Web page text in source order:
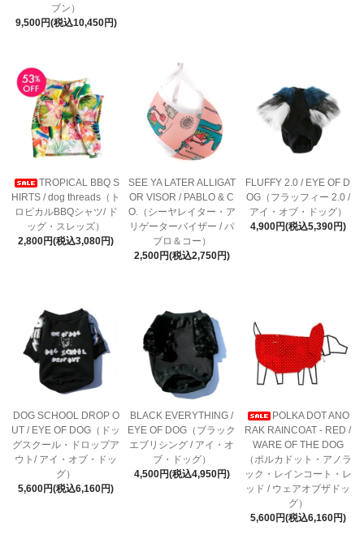
ブン）
9,500円(税込10,450円)
TROPICAL BBQ S
HIRTS / dog threads（ト
ロピカルBBQシャツ/ ド
ッグ・スレッズ）
2,800円(税込3,080円)
SEE YA LATER ALLIGAT
OR VISOR / PABLO & C
O.（シーヤレイター・ア
リゲーターバイザー / パ
ブロ＆コー）
2,500円(税込2,750円)
FLUFFY 2.0 / EYE OF D
OG（フラッフィー 2.0 /
アイ・オブ・ドッグ）
4,900円(税込5,390円)
DOG SCHOOL DROP O
UT / EYE OF DOG（ドッ
グスクール・ドロップア
ウト/ アイ・オブ・ドッ
グ）
5,600円(税込6,160円)
BLACK EVERYTHING /
EYE OF DOG（ブラック
エブリシング / アイ・オ
ブ・ドッグ）
4,500円(税込4,950円)
POLKA DOT ANO
RAK RAINCOAT - RED /
WARE OF THE DOG
（ポルカドット・アノラ
ック・レインコート・レ
ッド / ウェアオブザドッ
グ）
5,600円(税込6,160円)